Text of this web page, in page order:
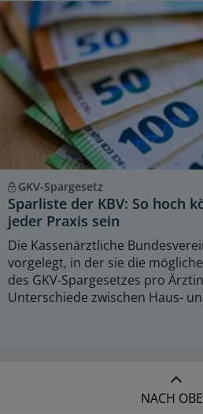
GKV-Spargesetz
Sparliste der KBV: So hoch
jeder Praxis sein
Die Kassenärztliche
vorgelegt, in der sie die
des GKV-Spargesetzes pro
Unterschiede zwischen Haus-
NACH